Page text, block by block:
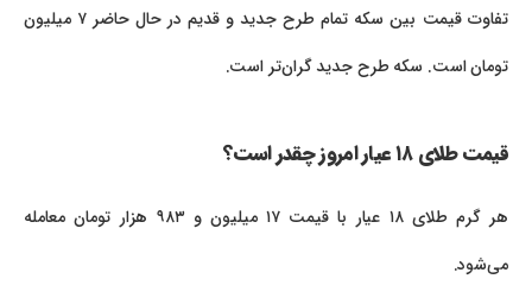
تفاوت قیمت بین سکه تمام طرح جدید و قدیم در حال حاضر ۷ میلیون
تومان است. سکه طرح جدید گران‌تر است.
قیمت طلای ۱۸ عیار امروز چقدر است؟
هر گرم طلای ۱۸ عیار با قیمت ۱۷ میلیون و ۹۸۳ هزار تومان معامله
می‌شود.